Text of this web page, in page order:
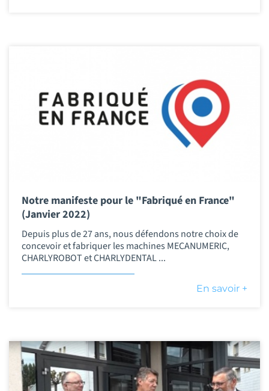
Notre manifeste pour le "Fabriqué en France"
(Janvier 2022)
Depuis plus de 27 ans, nous défendons notre choix de
concevoir et fabriquer les machines MECANUMERIC,
CHARLYROBOT et CHARLYDENTAL ...
En savoir +